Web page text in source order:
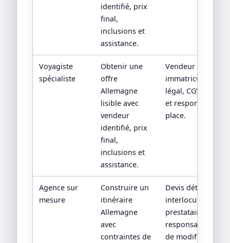
identifié, prix
final,
inclusions et
assistance.
Voyagiste
spécialiste
Obtenir une
offre
Allemagne
lisible avec
vendeur
identifié, prix
final,
inclusions et
assistance.
Vendeur
immatriculation/
légal, CGV,
et responsabilité
place.
Agence sur
mesure
Construire un
itinéraire
Allemagne
avec
contraintes de
Devis détaillé,
interlocuteur,
prestataires
responsabilités
de modification.